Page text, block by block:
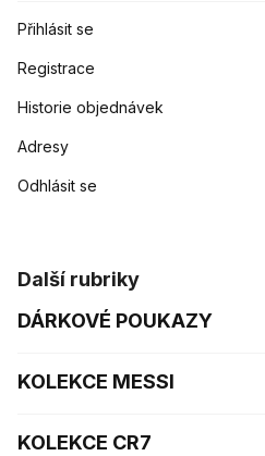
Přihlásit se
Registrace
Historie objednávek
Adresy
Odhlásit se
Další rubriky
DÁRKOVÉ POUKAZY
KOLEKCE MESSI
KOLEKCE CR7